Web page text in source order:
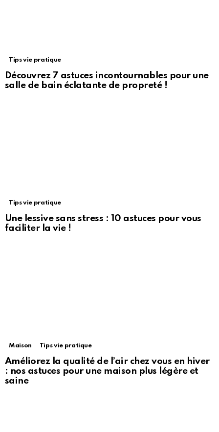
Tips vie pratique
Découvrez 7 astuces incontournables pour une
salle de bain éclatante de propreté !
Tips vie pratique
Une lessive sans stress : 10 astuces pour vous
faciliter la vie !
Maison Tips vie pratique
Améliorez la qualité de l’air chez vous en hiver
: nos astuces pour une maison plus légère et
saine